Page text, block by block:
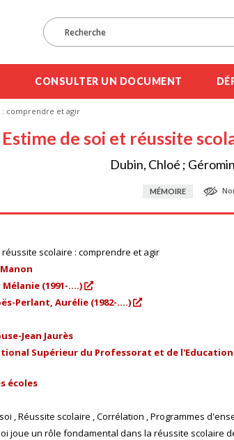
CONSULTER UN DOCUMENT
: comprendre et agir
Estime de soi et réussite
Dubin, Chloé ;
MÉMOIRE
réussite scolaire : comprendre et agir
(1991-....)
Perlant, Aurélie (1982-....)
Jean Jaurès
Supérieur du Professorat et de l'Education
écoles
Réussite scolaire Corrélation Programmes
joue un rôle fondamental dans la réussite scolaire